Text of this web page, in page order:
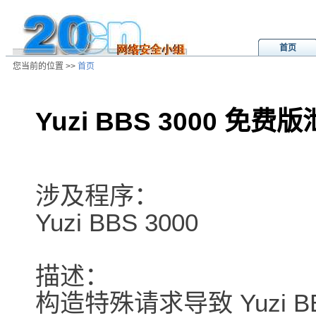
首页
您当前的位置 >> 首页
Yuzi BBS 3000 免费版
涉及程序：
Yuzi BBS 3000
描述：
构造特殊请求导致 Yuzi